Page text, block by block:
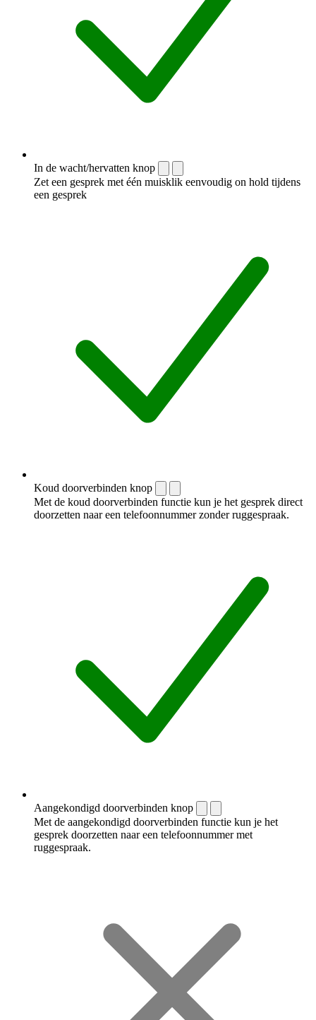
In de wacht/hervatten knop
Zet een gesprek met één muisklik eenvoudig on hold tijdens
een gesprek
Koud doorverbinden knop
Met de koud doorverbinden functie kun je het gesprek direct
doorzetten naar een telefoonnummer zonder ruggespraak.
Aangekondigd doorverbinden knop
Met de aangekondigd doorverbinden functie kun je het
gesprek doorzetten naar een telefoonnummer met
ruggespraak.